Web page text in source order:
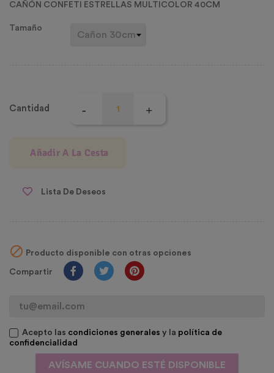
CAÑÓN CONFETI ESTRELLAS MULTICOLOR 40CM
Tamaño
Cantidad
Añadir A La Cesta
Lista De Deseos
 Producto disponible con otras opciones
Compartir
Acepto las condiciones generales y la política de
confidencialidad
AVÍSAME CUANDO ESTÉ DISPONIBLE